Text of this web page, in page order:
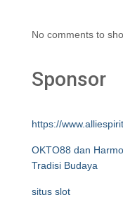
No comments to
Sponsor
https://
OKTO88 dan
Tradisi Budaya
situs slot